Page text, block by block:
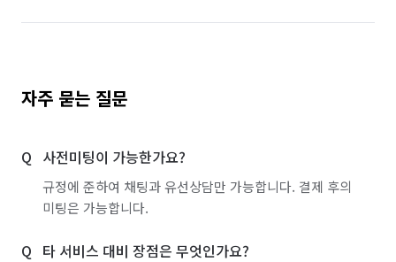
자주 묻는 질문
사전미팅이 가능한가요?
규정에 준하여 채팅과 유선상담만 가능합니다. 결제 후의
미팅은 가능합니다.
타 서비스 대비 장점은 무엇인가요?